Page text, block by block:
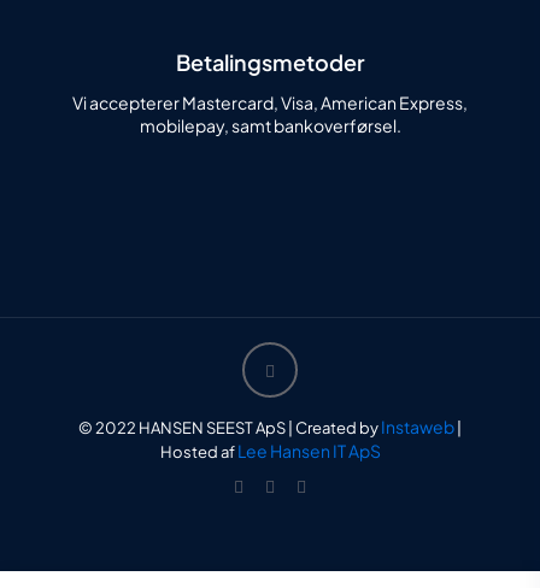
Betalingsmetoder
Vi accepterer Mastercard, Visa, American Express,
mobilepay, samt bankoverførsel.
© 2022 HANSEN SEEST ApS | Created byInstaweb
Hosted afLee Hansen IT ApS